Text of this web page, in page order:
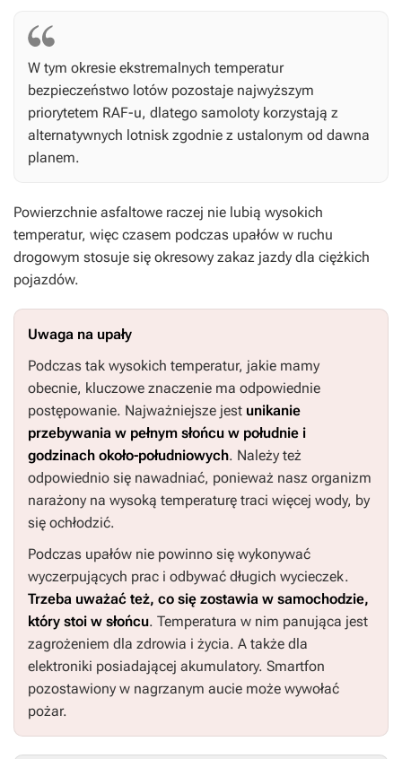
W tym okresie ekstremalnych temperatur
bezpieczeństwo lotów pozostaje najwyższym
priorytetem RAF-u, dlatego samoloty korzystają z
alternatywnych lotnisk zgodnie z ustalonym od dawna
planem.
Powierzchnie asfaltowe raczej nie lubią wysokich
temperatur, więc czasem podczas upałów w ruchu
drogowym stosuje się okresowy zakaz jazdy dla ciężkich
pojazdów.
Uwaga na upały
Podczas tak wysokich temperatur, jakie mamy
obecnie, kluczowe znaczenie ma odpowiednie
postępowanie. Najważniejsze jest unikanie
przebywania w pełnym słońcu w południe i
godzinach około-południowych. Należy też
odpowiednio się nawadniać, ponieważ nasz organizm
narażony na wysoką temperaturę traci więcej wody, by
się ochłodzić.
Podczas upałów nie powinno się wykonywać
wyczerpujących prac i odbywać długich wycieczek.
Trzeba uważać też, co się zostawia w samochodzie,
który stoi w słońcu. Temperatura w nim panująca jest
zagrożeniem dla zdrowia i życia. A także dla
elektroniki posiadającej akumulatory. Smartfon
pozostawiony w nagrzanym aucie może wywołać
pożar.